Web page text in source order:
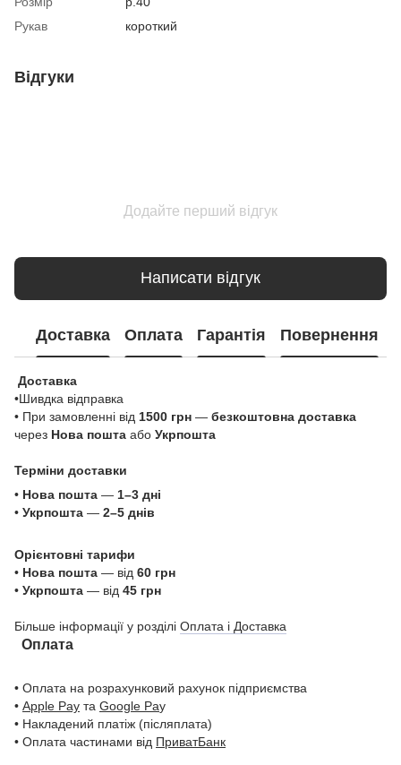
Рукав
короткий
Відгуки
Додайте перший відгук
Написати відгук
Доставка Оплата Гарантія Повернення
Доставка
•Шивдка відправка
• При замовленні від 1500 грн — безкоштовна доставка
через Нова пошта або Укрпошта
Терміни доставки
• Нова пошта — 1–3 дні
• Укрпошта — 2–5 днів
Орієнтовні тарифи
• Нова пошта — від 60 грн
• Укрпошта — від 45 грн
Більше інформації у розділі Оплата і Доставка
Оплата
• Оплата на розрахунковий рахунок підприємства
• Apple Pay та Google Pay
• Накладений платіж (післяплата)
• Оплата частинами від ПриватБанк